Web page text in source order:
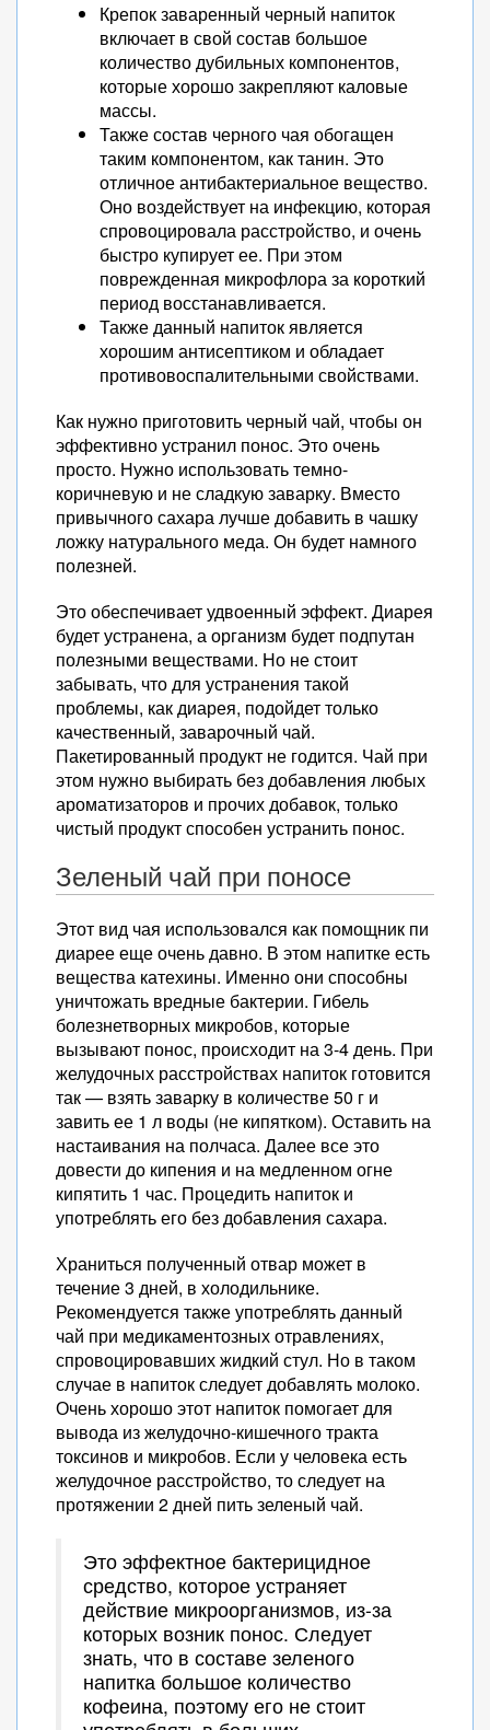
Крепок заваренный черный напиток
включает в свой состав большое
количество дубильных компонентов,
которые хорошо закрепляют каловые
массы.
Также состав черного чая обогащен
таким компонентом, как танин. Это
отличное антибактериальное вещество.
Оно воздействует на инфекцию, которая
спровоцировала расстройство, и очень
быстро купирует ее. При этом
поврежденная микрофлора за короткий
период восстанавливается.
Также данный напиток является
хорошим антисептиком и обладает
противовоспалительными свойствами.
Как нужно приготовить черный чай, чтобы он
эффективно устранил понос. Это очень
просто. Нужно использовать темно-
коричневую и не сладкую заварку. Вместо
привычного сахара лучше добавить в чашку
ложку натурального меда. Он будет намного
полезней.
Это обеспечивает удвоенный эффект. Диарея
будет устранена, а организм будет подпутан
полезными веществами. Но не стоит
забывать, что для устранения такой
проблемы, как диарея, подойдет только
качественный, заварочный чай.
Пакетированный продукт не годится. Чай при
этом нужно выбирать без добавления любых
ароматизаторов и прочих добавок, только
чистый продукт способен устранить понос.
Зеленый чай при поносе
Этот вид чая использовался как помощник пи
диарее еще очень давно. В этом напитке есть
вещества катехины. Именно они способны
уничтожать вредные бактерии. Гибель
болезнетворных микробов, которые
вызывают понос, происходит на 3-4 день. При
желудочных расстройствах напиток готовится
так — взять заварку в количестве 50 г и
завить ее 1 л воды (не кипятком). Оставить на
настаивания на полчаса. Далее все это
довести до кипения и на медленном огне
кипятить 1 час. Процедить напиток и
употреблять его без добавления сахара.
Храниться полученный отвар может в
течение 3 дней, в холодильнике.
Рекомендуется также употреблять данный
чай при медикаментозных отравлениях,
спровоцировавших жидкий стул. Но в таком
случае в напиток следует добавлять молоко.
Очень хорошо этот напиток помогает для
вывода из желудочно-кишечного тракта
токсинов и микробов. Если у человека есть
желудочное расстройство, то следует на
протяжении 2 дней пить зеленый чай.
Это эффектное бактерицидное
средство, которое устраняет
действие микроорганизмов, из-за
которых возник понос. Следует
знать, что в составе зеленого
напитка большое количество
кофеина, поэтому его не стоит